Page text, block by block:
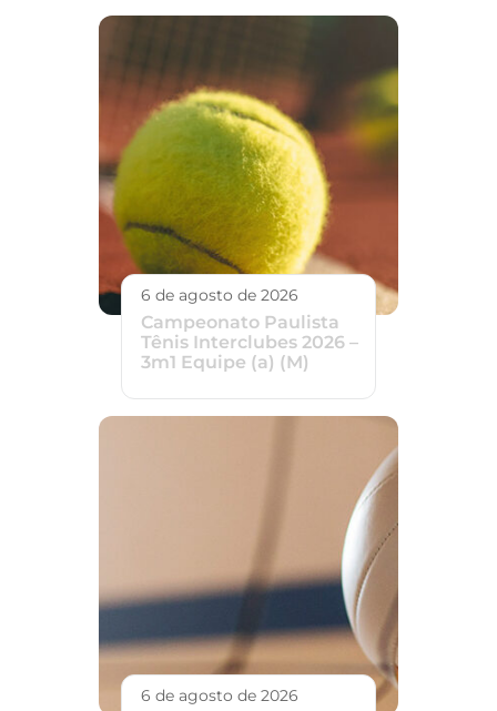
6 de agosto de 2026
Campeonato Paulista
Tênis Interclubes 2026 –
3m1 Equipe (a) (M)
6 de agosto de 2026